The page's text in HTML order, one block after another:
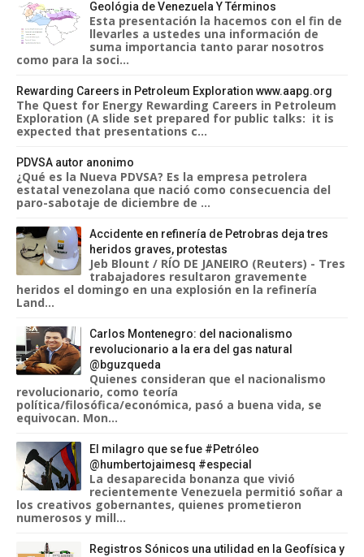
Geológia de Venezuela Y Términos
Esta presentación la hacemos con el fin de
llevarles a ustedes una información de
suma importancia tanto parar nosotros
como para la soci...
Rewarding Careers in Petroleum Exploration www.aapg.org
The Quest for Energy Rewarding Careers in Petroleum
Exploration (A slide set prepared for public talks: it is
expected that presentations c...
PDVSA autor anonimo
¿Qué es la Nueva PDVSA? Es la empresa petrolera
estatal venezolana que nació como consecuencia del
paro-sabotaje de diciembre de ...
Accidente en refinería de Petrobras deja tres
heridos graves, protestas
Jeb Blount / RÍO DE JANEIRO (Reuters) - Tres
trabajadores resultaron gravemente
heridos el domingo en una explosión en la refinería
Land...
Carlos Montenegro: del nacionalismo
revolucionario a la era del gas natural
@bguzqueda
Quienes consideran que el nacionalismo
revolucionario, como teoría
política/filosófica/económica, pasó a buena vida, se
equivocan. Mon...
El milagro que se fue #Petróleo
@humbertojaimesq #especial
La desaparecida bonanza que vivió
recientemente Venezuela permitió soñar a
los creativos gobernantes, quienes prometieron
numerosos y mill...
Registros Sónicos una utilidad en la Geofísica y